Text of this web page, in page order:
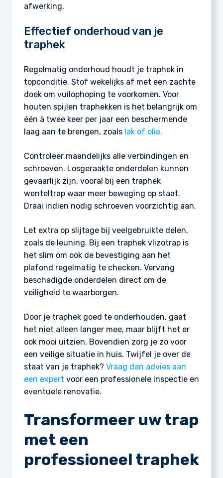
afwerking.
Effectief onderhoud van je
traphek
Regelmatig onderhoud houdt je traphek in
topconditie. Stof wekelijks af met een zachte
doek om vuilophoping te voorkomen. Voor
houten spijlen traphekken is het belangrijk om
één à twee keer per jaar een beschermende
laag aan te brengen, zoals lak of olie.
Controleer maandelijks alle verbindingen en
schroeven. Losgeraakte onderdelen kunnen
gevaarlijk zijn, vooral bij een traphek
wenteltrap waar meer beweging op staat.
Draai indien nodig schroeven voorzichtig aan.
Let extra op slijtage bij veelgebruikte delen,
zoals de leuning. Bij een traphek vlizotrap is
het slim om ook de bevestiging aan het
plafond regelmatig te checken. Vervang
beschadigde onderdelen direct om de
veiligheid te waarborgen.
Door je traphek goed te onderhouden, gaat
het niet alleen langer mee, maar blijft het er
ook mooi uitzien. Bovendien zorg je zo voor
een veilige situatie in huis. Twijfel je over de
staat van je traphek? Vraag dan advies aan
een expert voor een professionele inspectie en
eventuele renovatie.
Transformeer uw trap
met een
professioneel traphek